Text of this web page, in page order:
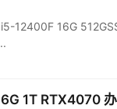
12400F 16G
1T RTX4070